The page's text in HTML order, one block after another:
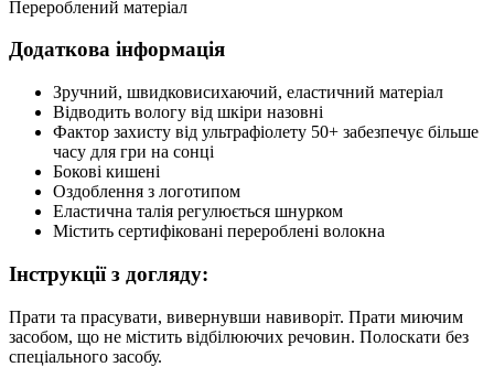
Перероблений матеріал
Додаткова інформація
Зручний, швидковисихаючий, еластичний матеріал
Відводить вологу від шкіри назовні
Фактор захисту від ультрафіолету 50+ забезпечує більше
часу для гри на сонці
Бокові кишені
Оздоблення з логотипом
Еластична талія регулюється шнурком
Містить сертифіковані перероблені волокна
Інструкції з догляду:
Прати та прасувати, вивернувши навиворіт. Прати миючим
засобом, що не містить відбілюючих речовин. Полоскати без
спеціального засобу.